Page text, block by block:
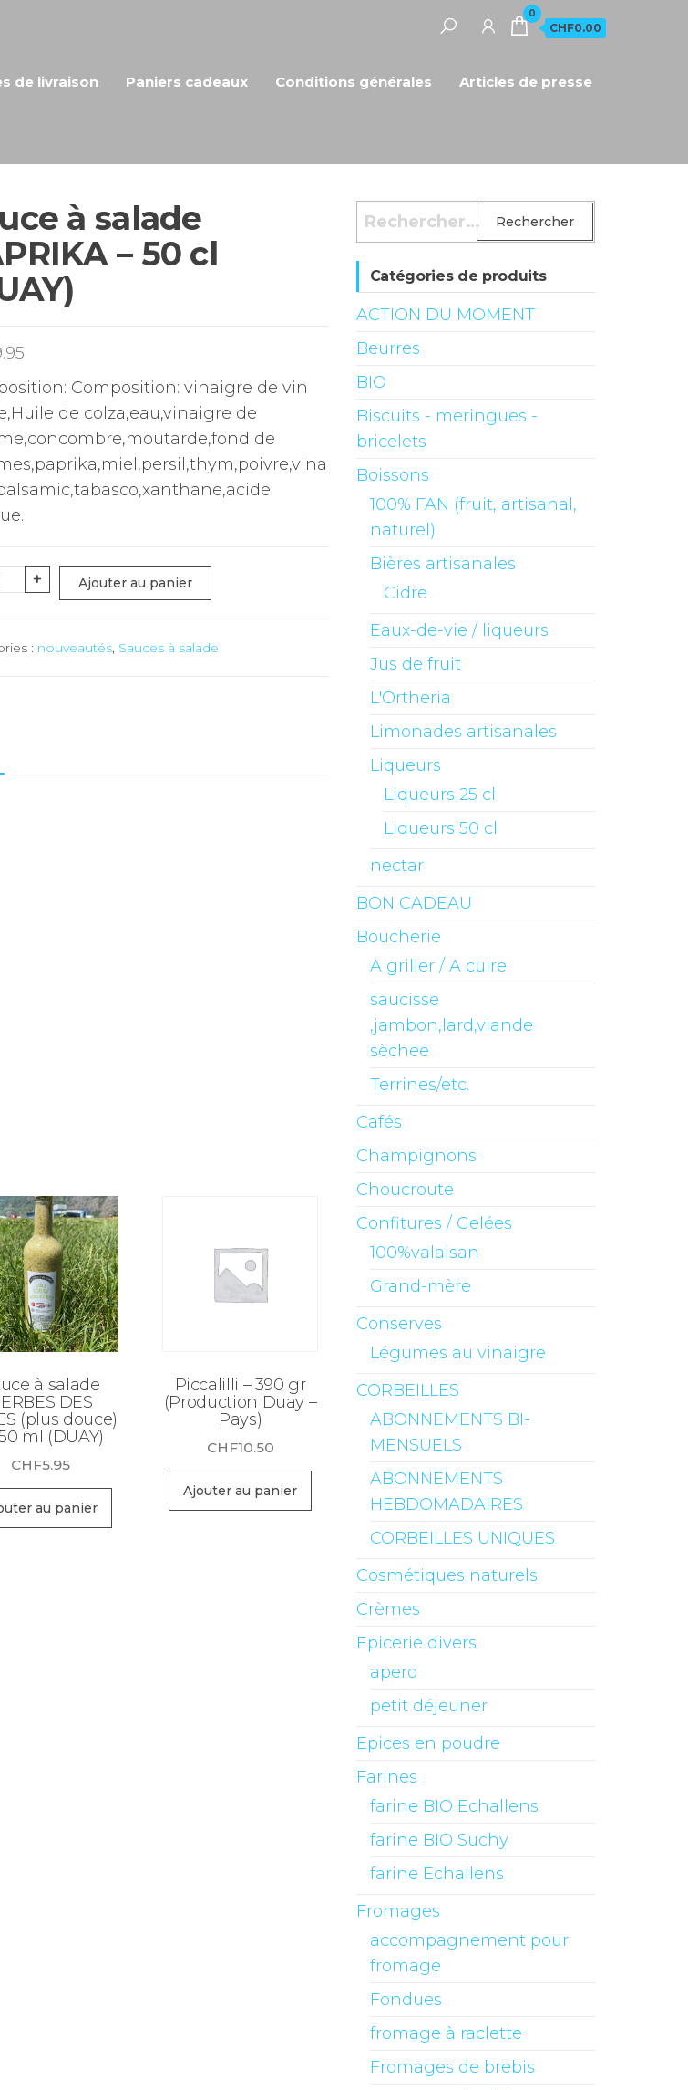
0
CHF0.00
de livraison Paniers cadeaux Conditions générales Articles de presse
à salade
– 50 cl
Composition: vinaigre de vin
de colza,eau,vinaigre de
de
+ Ajouter au panier
: nouveautés, Sauces à salade
à salade
DES
(plus douce)
ml (DUAY)
CHF5.95
au panier
Piccalilli – 390 gr
(Production Duay –
Pays)
CHF10.50
Ajouter au panier
Rechercher :
Catégories de produits
ACTION DU MOMENT
Beurres
BIO
Biscuits - meringues -
bricelets
Boissons
100% FAN (fruit, artisanal,
naturel)
Bières artisanales
Cidre
Eaux-de-vie / liqueurs
Jus de fruit
L'Ortheria
Limonades artisanales
Liqueurs
Liqueurs 25 cl
Liqueurs 50 cl
nectar
BON CADEAU
Boucherie
A griller / A cuire
saucisse
,jambon,lard,viande
sèchee
Terrines/etc.
Cafés
Champignons
Choucroute
Confitures / Gelées
100%valaisan
Grand-mère
Conserves
Légumes au vinaigre
CORBEILLES
ABONNEMENTS BI-
MENSUELS
ABONNEMENTS
HEBDOMADAIRES
CORBEILLES UNIQUES
Cosmétiques naturels
Crèmes
Epicerie divers
apero
petit déjeuner
Epices en poudre
Farines
farine BIO Echallens
farine BIO Suchy
farine Echallens
Fromages
accompagnement pour
fromage
Fondues
fromage à raclette
Fromages de brebis